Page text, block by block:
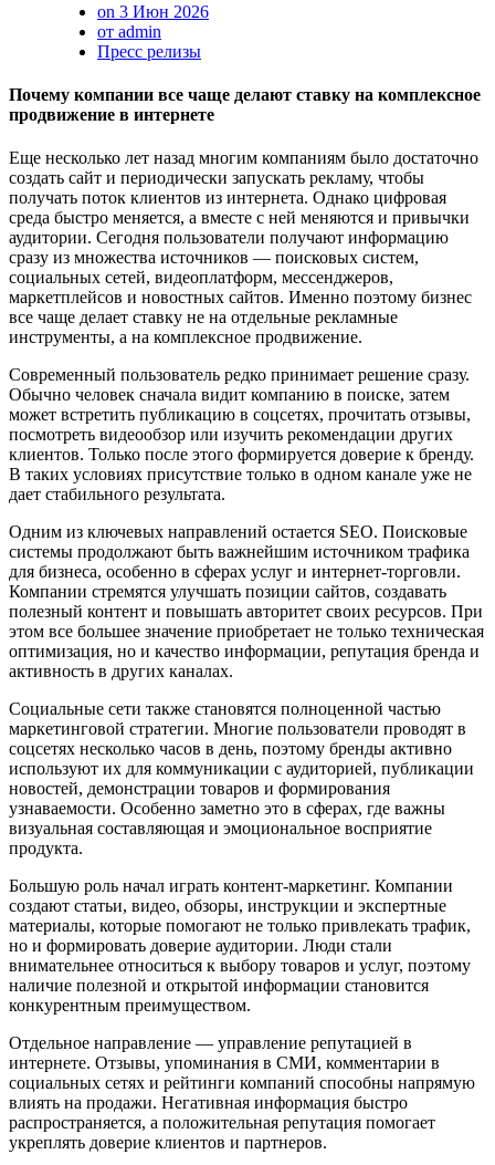
on 3 Июн 2026
от admin
Пресс релизы
Почему компании все чаще делают ставку на комплексное
продвижение в интернете
Еще несколько лет назад многим компаниям было достаточно
создать сайт и периодически запускать рекламу, чтобы
получать поток клиентов из интернета. Однако цифровая
среда быстро меняется, а вместе с ней меняются и привычки
аудитории. Сегодня пользователи получают информацию
сразу из множества источников — поисковых систем,
социальных сетей, видеоплатформ, мессенджеров,
маркетплейсов и новостных сайтов. Именно поэтому бизнес
все чаще делает ставку не на отдельные рекламные
инструменты, а на комплексное продвижение.
Современный пользователь редко принимает решение сразу.
Обычно человек сначала видит компанию в поиске, затем
может встретить публикацию в соцсетях, прочитать отзывы,
посмотреть видеообзор или изучить рекомендации других
клиентов. Только после этого формируется доверие к бренду.
В таких условиях присутствие только в одном канале уже не
дает стабильного результата.
Одним из ключевых направлений остается SEO. Поисковые
системы продолжают быть важнейшим источником трафика
для бизнеса, особенно в сферах услуг и интернет-торговли.
Компании стремятся улучшать позиции сайтов, создавать
полезный контент и повышать авторитет своих ресурсов. При
этом все большее значение приобретает не только техническая
оптимизация, но и качество информации, репутация бренда и
активность в других каналах.
Социальные сети также становятся полноценной частью
маркетинговой стратегии. Многие пользователи проводят в
соцсетях несколько часов в день, поэтому бренды активно
используют их для коммуникации с аудиторией, публикации
новостей, демонстрации товаров и формирования
узнаваемости. Особенно заметно это в сферах, где важны
визуальная составляющая и эмоциональное восприятие
продукта.
Большую роль начал играть контент-маркетинг. Компании
создают статьи, видео, обзоры, инструкции и экспертные
материалы, которые помогают не только привлекать трафик,
но и формировать доверие аудитории. Люди стали
внимательнее относиться к выбору товаров и услуг, поэтому
наличие полезной и открытой информации становится
конкурентным преимуществом.
Отдельное направление — управление репутацией в
интернете. Отзывы, упоминания в СМИ, комментарии в
социальных сетях и рейтинги компаний способны напрямую
влиять на продажи. Негативная информация быстро
распространяется, а положительная репутация помогает
укреплять доверие клиентов и партнеров.